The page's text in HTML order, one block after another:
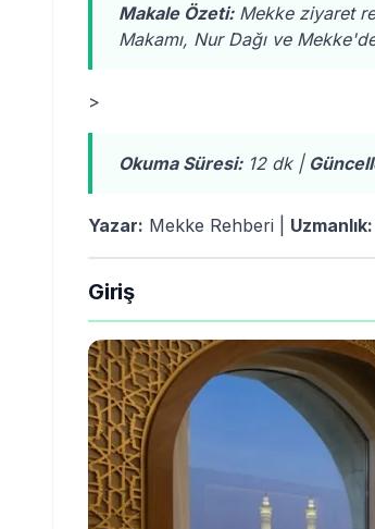
Makale Özeti:Mekke ziyaret
Makamı, Nur Dağı ve
>
Okuma Süresi:12 dk |
Yazar: Mekke Rehberi | Uzmanlık:
Giriş